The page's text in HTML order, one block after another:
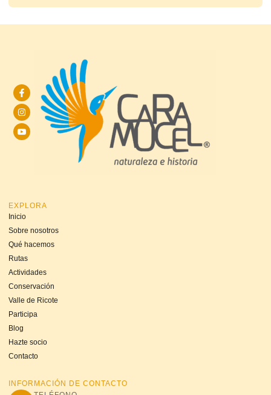
EXPLORA
Inicio
Sobre nosotros
Qué hacemos
Rutas
Actividades
Conservación
Valle de Ricote
Participa
Blog
Hazte socio
Contacto
INFORMACIÓN DE CONTACTO